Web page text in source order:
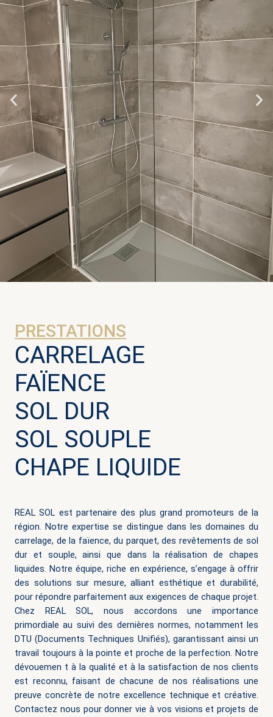
PRESTATIONS
CARRELAGE
FAÏENCE
SOL DUR
SOL SOUPLE
CHAPE LIQUIDE
REAL SOL est partenaire des plus grand promoteurs de la
région. Notre expertise se distingue dans les domaines du
carrelage, de la faïence, du parquet, des revêtements de sol
dur et souple, ainsi que dans la réalisation de chapes
liquides. Notre équipe, riche en expérience, s’engage à offrir
des solutions sur mesure, alliant esthétique et durabilité,
pour répondre parfaitement aux exigences de chaque projet.
Chez REAL SOL, nous accordons une importance
primordiale au suivi des dernières normes, notamment les
DTU (Documents Techniques Unifiés), garantissant ainsi un
travail toujours à la pointe et proche de la perfection. Notre
dévouemen t à la qualité et à la satisfaction de nos clients
est reconnu, faisant de chacune de nos réalisations une
preuve concrète de notre excellence technique et créative.
Contactez nous pour donner vie à vos visions et projets de